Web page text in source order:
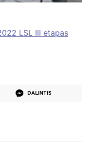
LSL III etapas
DALINTIS